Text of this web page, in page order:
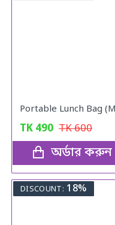
TK 490 TK600
অর্ডার করুন
DISCOUNT: 18%